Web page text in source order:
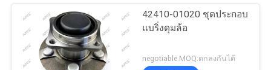
42410-01020 ชุดประกอบ
แบริ่งดุมล้อ
negotiable MOQ:ตกลงกันได้